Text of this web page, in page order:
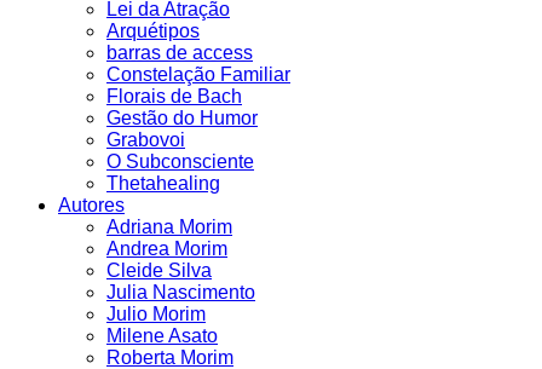
Lei da Atração
Arquétipos
barras de access
Constelação Familiar
Florais de Bach
Gestão do Humor
Grabovoi
O Subconsciente
Thetahealing
Autores
Adriana Morim
Andrea Morim
Cleide Silva
Julia Nascimento
Julio Morim
Milene Asato
Roberta Morim